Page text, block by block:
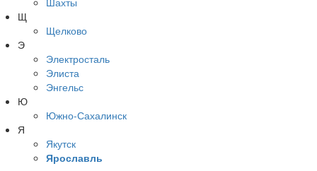
Щ
Щелково
Э
Электросталь
Элиста
Энгельс
Ю
Южно-Сахалинск
Я
Якутск
Ярославль